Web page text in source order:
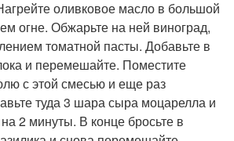
оливковое масло в большой
огне. Обжарьте на ней виноград,
томатной пасты. Добавьте в
и перемешайте. Поместите
с этой смесью и еще раз
туда 3 шара сыра моцарелла и
2 минуты. В конце бросьте в